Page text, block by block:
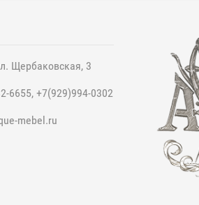
Щербаковская, 3
6655, +7(929)994-0302
mebel.ru